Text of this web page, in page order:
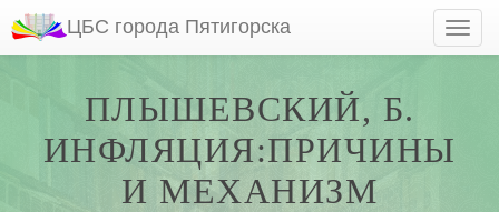
ЦБС города Пятигорска
ПЛЫШЕВСКИЙ, Б.
ИНФЛЯЦИЯ:ПРИЧИНЫ
И МЕХАНИЗМ